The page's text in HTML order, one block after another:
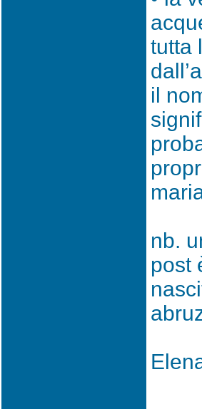
tutta
il
nb.
post